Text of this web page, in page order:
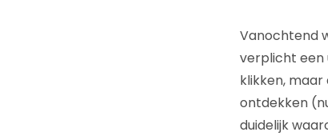
Vanochtend
verplicht een
klikken, maar
ontdekken
duidelijk